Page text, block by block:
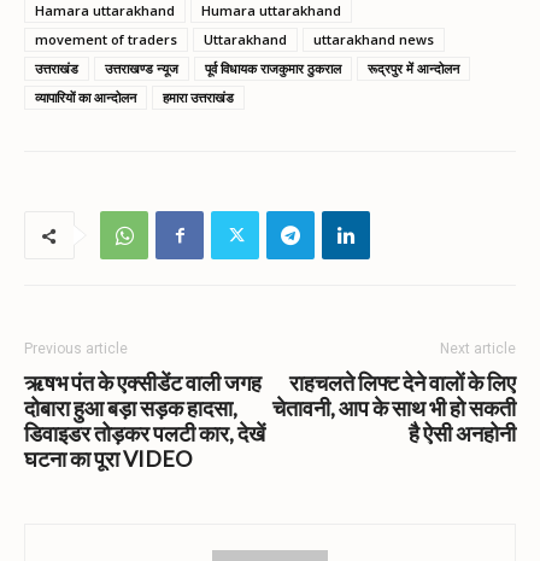
Hamara uttarakhand
Humara uttarakhand
movement of traders
Uttarakhand
uttarakhand news
उत्तराखंड
उत्तराखण्ड न्यूज पूर्व विधायक राजकुमार ठुकराल
रूद्रपुर में आन्दोलन
व्यापारियों का आन्दोलन
हमारा उत्तराखंड
Previous article
ऋषभ पंत के एक्सीडेंट वाली जगह
दोबारा हुआ बड़ा सड़क हादसा,
डिवाइडर तोड़कर पलटी कार, देखें
घटना का पूरा VIDEO
Next article
राहचलते लिफ्ट देने वालों के लिए
चेतावनी, आप के साथ भी हो सकती
है ऐसी अनहोनी